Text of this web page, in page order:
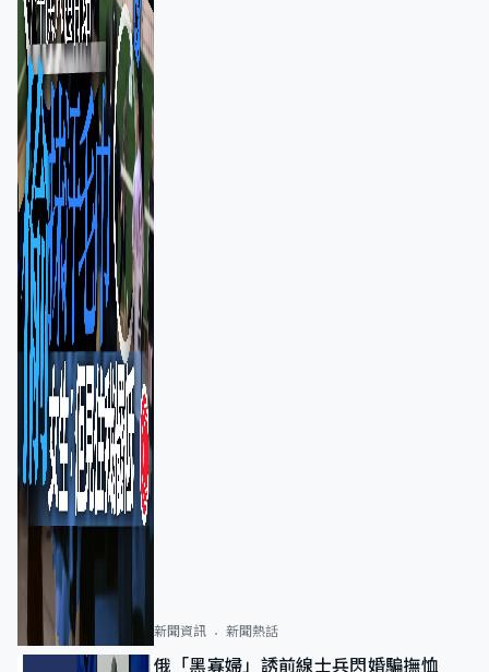
新聞資訊 新聞熱話
俄「黑寡婦」誘前線士兵閃婚騙撫恤